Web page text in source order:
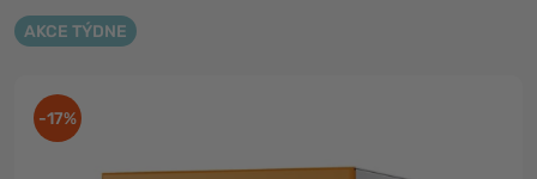
AKCE TÝDNE
-17%